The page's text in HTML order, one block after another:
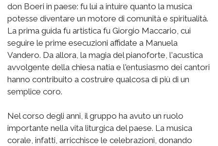
don Boeri in paese: fu lui a intuire quanto la musica
potesse diventare un motore di comunità e spiritualità.
La prima guida fu artistica fu Giorgio Maccario, cui
seguire le prime esecuzioni affidate a Manuela
Vandero. Da allora, la magia del pianoforte, l'acustica
avvolgente della chiesa natia e l'entusiasmo dei cantori
hanno contribuito a costruire qualcosa di più di un
semplice coro.
Nel corso degli anni, il gruppo ha avuto un ruolo
importante nella vita liturgica del paese. La musica
corale, infatti, arricchisce le celebrazioni, donando